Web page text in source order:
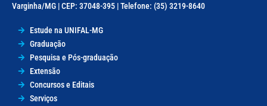
Varginha/MG | CEP: 37048-395 | Telefone: (35) 3219-8640
Estude na UNIFAL-MG
Graduação
Pesquisa e Pós-graduação
Extensão
Concursos e Editais
Serviços